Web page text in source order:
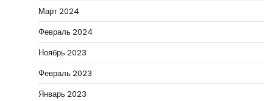
Март 2024
Февраль 2024
Ноябрь 2023
Февраль 2023
Январь 2023